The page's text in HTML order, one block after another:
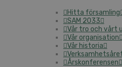
Hitta församling
SAM 2033
Vår tro och vårt
Vår organisation
Vår historia
Årskonferensen